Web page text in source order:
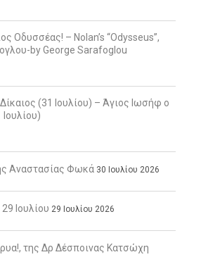
Οδυσσέας! – Nolan’s “Odysseus”,
by George Sarafoglou
(31 Ιουλίου) – Άγιος Ιωσήφ ο
Αναστασίας Φωκά 30 Ιουλίου 2026
Ιουλίου 29 Ιουλίου 2026
της Δρ Δέσποινας Κατσώχη